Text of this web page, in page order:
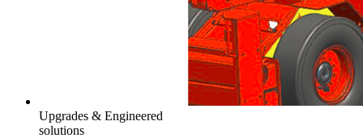
Upgrades & Engineered
solutions